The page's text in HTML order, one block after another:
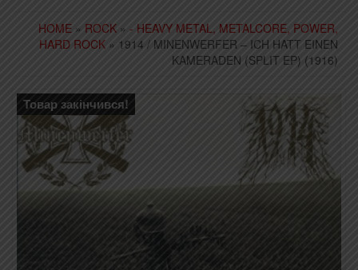
HOME » ROCK » - HEAVY METAL, METALCORE, POWER,
HARD ROCK » 1914 / MINENWERFER – ICH HATT EINEN
KAMERADEN (SPLIT EP) (1916)
Товар закінчився!